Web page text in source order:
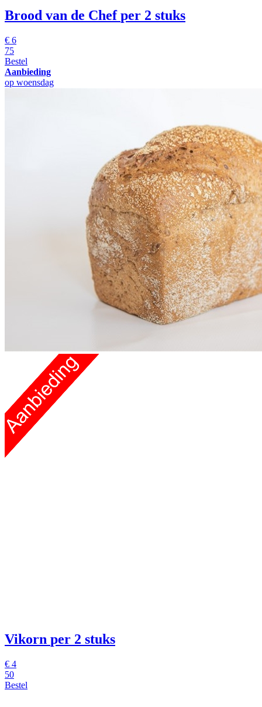
Brood van de Chef per 2 stuks
€ 6
75
Bestel
Aanbieding
op woensdag
Vikorn per 2 stuks
€ 4
50
Bestel